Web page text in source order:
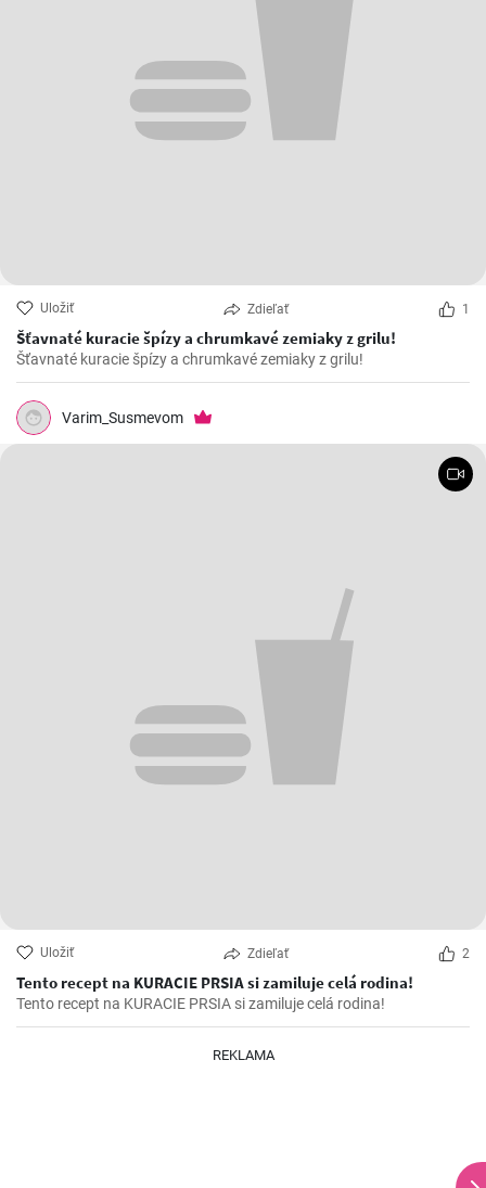
Uložiť Zdieľať 1
Šťavnaté kuracie špízy a chrumkavé zemiaky z grilu!
Šťavnaté kuracie špízy a chrumkavé zemiaky z grilu!
Varim_Susmevom
Uložiť Zdieľať 2
Tento recept na KURACIE PRSIA si zamiluje celá rodina!
Tento recept na KURACIE PRSIA si zamiluje celá rodina!
REKLAMA